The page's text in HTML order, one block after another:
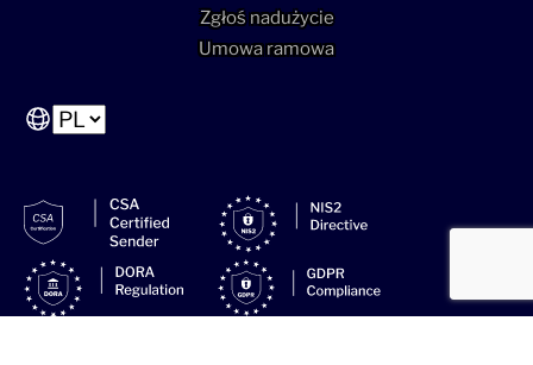
Zgłoś nadużycie
Umowa ramowa